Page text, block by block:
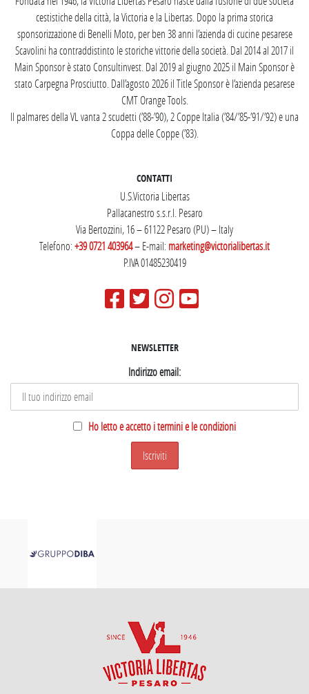
cestistiche della città, la Victoria e la Libertas. Dopo la prima storica
sponsorizzazione di Benelli Moto, per ben 38 anni l’azienda di cucine pesarese
Scavolini ha contraddistinto le storiche vittorie della società. Dal 2014 al 2017 il
Main Sponsor è stato Consultinvest. Dal 2019 al giugno 2025 il Main Sponsor è
stato Carpegna Prosciutto. Dall’agosto 2026 il Title Sponsor è l’azienda pesarese
CMT Orange Tools.
Il palmares della VL vanta 2 scudetti (’88-’90), 2 Coppe Italia (’84/’85-’91/’92) e una
Coppa delle Coppe (’83).
CONTATTI
U.S.Victoria Libertas
Pallacanestro s.s.r.l. Pesaro
Via Bertozzini, 16 – 61122 Pesaro (PU) – Italy
Telefono:+39 0721 403964– E-mail:marketing@victorialibertas.it
P.IVA 01485230419
NEWSLETTER
Indirizzo email:
Ho letto e accetto i termini e le condizioni